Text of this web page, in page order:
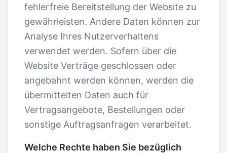
fehlerfreie Bereitstellung der Website zu
gewährleisten. Andere Daten können zur
Analyse Ihres Nutzerverhaltens
verwendet werden. Sofern über die
Website Verträge geschlossen oder
angebahnt werden können, werden die
übermittelten Daten auch für
Vertragsangebote, Bestellungen oder
sonstige Auftragsanfragen verarbeitet.
Welche Rechte haben Sie bezüglich